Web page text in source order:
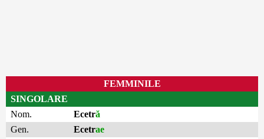
FEMMINILE
SINGOLARE
Nom.
Ecetră
Gen.
Ecetrae